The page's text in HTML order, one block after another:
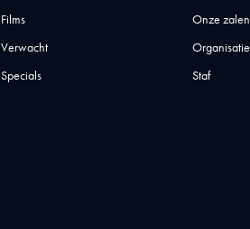
Films
Verwacht
Specials
Onze zalen
Organisatie
Staf